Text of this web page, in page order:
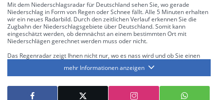
Mit dem Niederschlagsradar für Deutschland sehen Sie, wo gerade
Niederschlag in Form von Regen oder Schnee fällt. Alle 5 Minuten erhalten
wir ein neues Radarbild. Durch den zeitlichen Verlauf erkennen Sie die
Zugbahn der Niederschlagsgebiete über Deutschland. Somit kann
eingeschätzt werden, ob demnächst an einem bestimmten Ort mit
Niederschlägen gerechnet werden muss oder nicht.
Das Regenradar zeigt Ihnen nicht nur, wo es nass wird und ob Sie einen
die Niederschlagsintensität. Diese bezieht sich laut offiziellen Richtlinien
jeweils auf die Niederschlagsmenge in l/m² pro Stunde Regen- bzw.
Schneefall. Die 6 Stufen sind wie folgt gegliedert: Die hellen Blautöne
symbolisieren leichte bis mäßige Regen- bzw. Schneefälle mit einer
mehr Informationen anzeigen